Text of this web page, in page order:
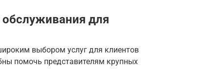
обслуживания для
выбором услуг для клиентов
помочь представителям крупных